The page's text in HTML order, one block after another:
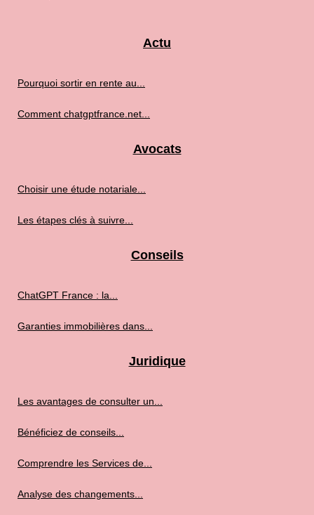
Actu
Pourquoi sortir en rente au...
Comment chatgptfrance.net...
Avocats
Choisir une étude notariale...
Les étapes clés à suivre...
Conseils
ChatGPT France : la...
Garanties immobilières dans...
Juridique
Les avantages de consulter un...
Bénéficiez de conseils...
Comprendre les Services de...
Analyse des changements...